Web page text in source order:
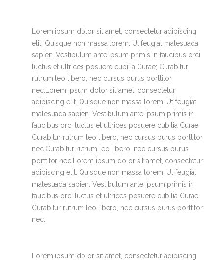
Lorem ipsum dolor sit amet, consectetur adipiscing
elit. Quisque non massa lorem. Ut feugiat malesuada
sapien. Vestibulum ante ipsum primis in faucibus orci
luctus et ultrices posuere cubilia Curae; Curabitur
rutrum leo libero, nec cursus purus porttitor
nec.Lorem ipsum dolor sit amet, consectetur
adipiscing elit. Quisque non massa lorem. Ut feugiat
malesuada sapien. Vestibulum ante ipsum primis in
faucibus orci luctus et ultrices posuere cubilia Curae;
Curabitur rutrum leo libero, nec cursus purus porttitor
nec.Curabitur rutrum leo libero, nec cursus purus
porttitor nec.Lorem ipsum dolor sit amet, consectetur
adipiscing elit. Quisque non massa lorem. Ut feugiat
malesuada sapien. Vestibulum ante ipsum primis in
faucibus orci luctus et ultrices posuere cubilia Curae;
Curabitur rutrum leo libero, nec cursus purus porttitor
nec.
Lorem ipsum dolor sit amet, consectetur adipiscing